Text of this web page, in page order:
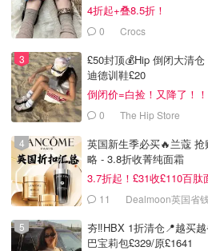
4折起+叠8.5折！
0 Crocs
£50封顶💰Hip 倒闭大清仓
迪德训鞋£20
倒闭价=白捡！又降了！！
0 The Hip Store
英国新生季必买🔥兰蔻 抢
略 - 3.8折收菁纯面霜
3.7折起！£31收£110百肽
套装
11
Dealmoon英国省
夯‼️HBX 1折清仓📍越买越
巴宝莉包£329/原£1641